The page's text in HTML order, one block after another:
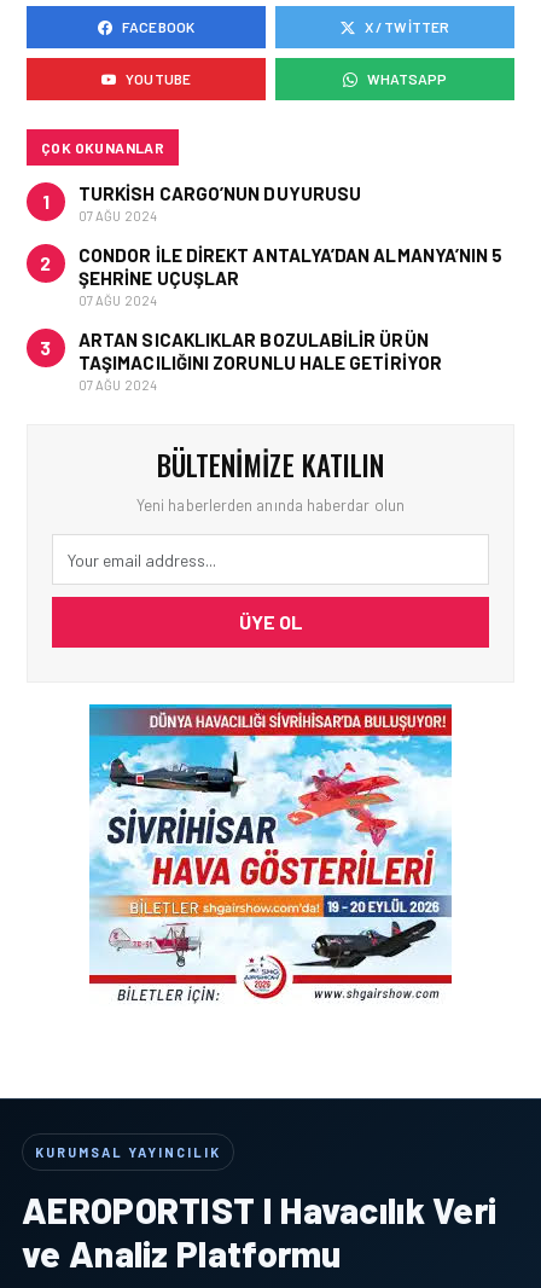
KÖŞE YAZILARI • 22 TEM 2026
ALTIN DAKIKALAR:
HAVALIMANLARININ
GÖRÜNMEYEN EKONOMISI
FACEBOOK X / TWITTER
YOUTUBE WHATSAPP
ÇOK OKUNANLAR
1 TURKISH CARGO’NUN DUYURUSU
07 AĞU 2024
2
CONDOR ILE DIREKT ANTALYA’DAN ALMANYA’NIN 5
ŞEHRINE UÇUŞLAR
07 AĞU 2024
3
ARTAN SICAKLIKLAR BOZULABILIR ÜRÜN
TAŞIMACILIĞINI ZORUNLU HALE GETIRIYOR
07 AĞU 2024
BÜLTENIMIZE KATILIN
Yeni haberlerden anında haberdar olun
ÜYE OL
KURUMSAL YAYINCILIK
AEROPORTIST I Havacılık Veri
ve Analiz Platformu